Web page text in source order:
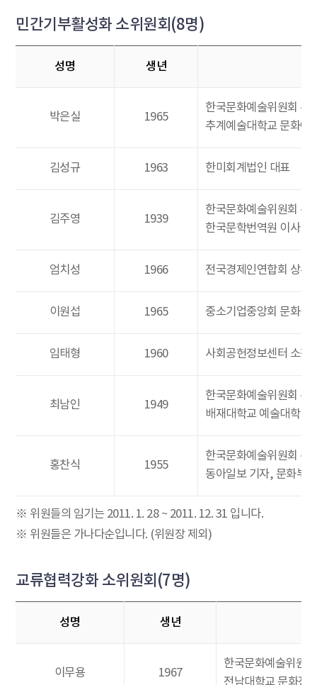
민간기부활성화 소위원회(8명)
성명 생년
박은실 1965
한국문화예술위원회 위
추계예술대학교 문화예
김성규 1963 한미회계법인 대표
김주영 1939
한국문화예술위원회 위
한국문학번역원 이사
엄치성 1966 전국경제인연합회 상무
이원섭 1965 중소기업중앙회 문화경
임태형 1960 사회공헌정보센터 소장
최남인 1949
한국문화예술위원회 위
배재대학교 예술대학 교
홍찬식 1955
한국문화예술위원회 위
동아일보 기자, 문화부
※ 위원들의 임기는 2011. 1. 28 ~ 2011. 12. 31 입니다.
※ 위원들은 가나다순입니다. (위원장 제외)
교류협력강화 소위원회(7명)
성명 생년
이무용 1967
한국문화예술위원